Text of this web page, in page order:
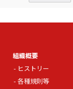
組織概要
ヒストリー
各種規則等